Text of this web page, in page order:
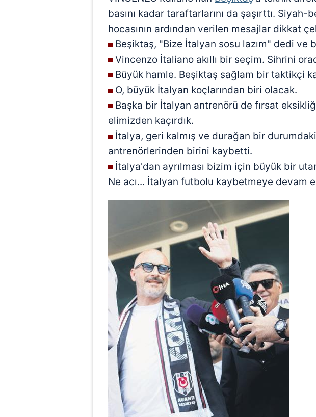
basını kadar taraftarlarını da şaşırttı. Siyah-
hocasının ardından verilen mesajlar dikkat
Beşiktaş, "Bize İtalyan sosu lazım" dedi ve
Vincenzo İtaliano akıllı bir seçim. Sihrini
Büyük hamle. Beşiktaş sağlam bir taktikçi
O, büyük İtalyan koçlarından biri olacak.
Başka bir İtalyan antrenörü de fırsat
elimizden kaçırdık.
İtalya, geri kalmış ve durağan bir
antrenörlerinden birini kaybetti.
İtalya'dan ayrılması bizim için büyük bir
Ne acı... İtalyan futbolu kaybetmeye devam